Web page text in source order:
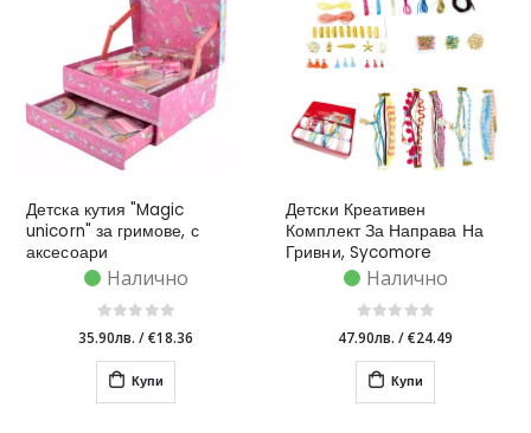
Детска кутия "Magic
unicorn" за гримове, с
аксесоари
Налично
35.90лв. /€18.36
Купи
Детски Креативен
Комплект За Направа На
Гривни, Sycomore
Налично
47.90лв. /€24.49
Купи